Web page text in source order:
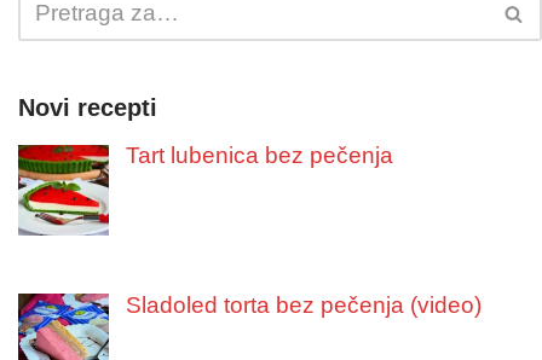
Novi recepti
Tart lubenica bez pečenja
Sladoled torta bez pečenja (video)